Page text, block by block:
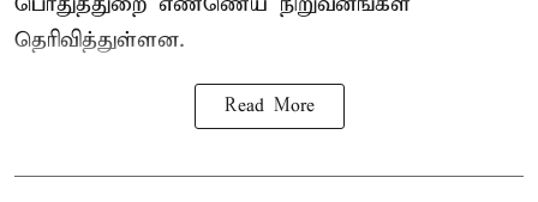
தெரிவித்துள்ளன.
Read More